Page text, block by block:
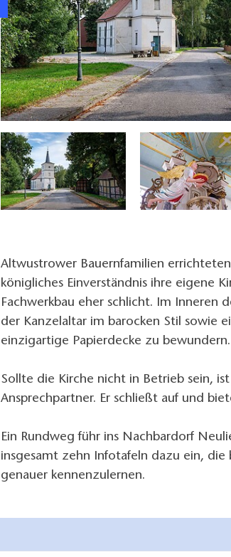
Altwustrower Bauernfamilien
königliches Einverständnis ihre eigene
Fachwerkbau eher schlicht. Im Inneren
der Kanzelaltar im barocken Stil sowie
einzigartige Papierdecke zu bewundern.
Sollte die Kirche nicht in Betrieb sein,
Ansprechpartner. Er schließt auf und
Ein Rundweg führ ins Nachbardorf
insgesamt zehn Infotafeln dazu ein,
genauer kennenzulernen.